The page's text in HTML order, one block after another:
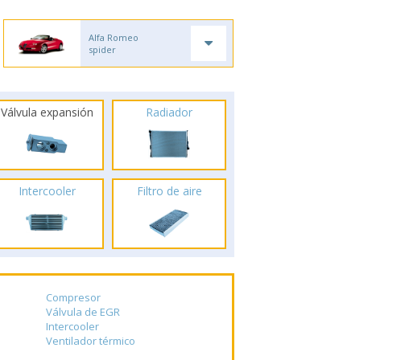
Alfa Romeo
spider
Válvula expansión Radiador
Intercooler Filtro de aire
Compresor
Válvula de EGR
Intercooler
Ventilador térmico